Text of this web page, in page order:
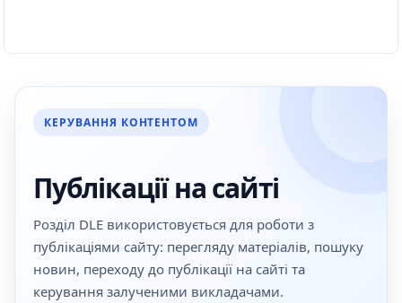
КЕРУВАННЯ КОНТЕНТОМ
Публікації на сайті
Розділ DLE використовується для роботи з
публікаціями сайту: перегляду матеріалів, пошуку
новин, переходу до публікації на сайті та
керування залученими викладачами.